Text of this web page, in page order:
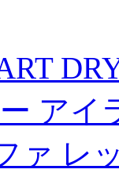
ー ア
ァ レ